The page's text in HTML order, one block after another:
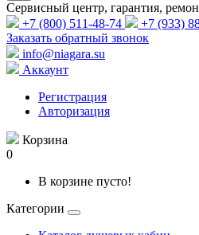
Сервисный центр, гарантия,
+7 (800) 511-48-74
+7 (933)
Заказать обратный звонок
info@niagara.su
Аккаунт
Регистрация
Авторизация
Корзина
0
В корзине пусто!
Категории